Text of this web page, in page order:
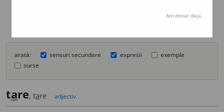
arată: sensuri secundare expresii
exemple
surse
tare, tare adjectiv
Am donat deja.